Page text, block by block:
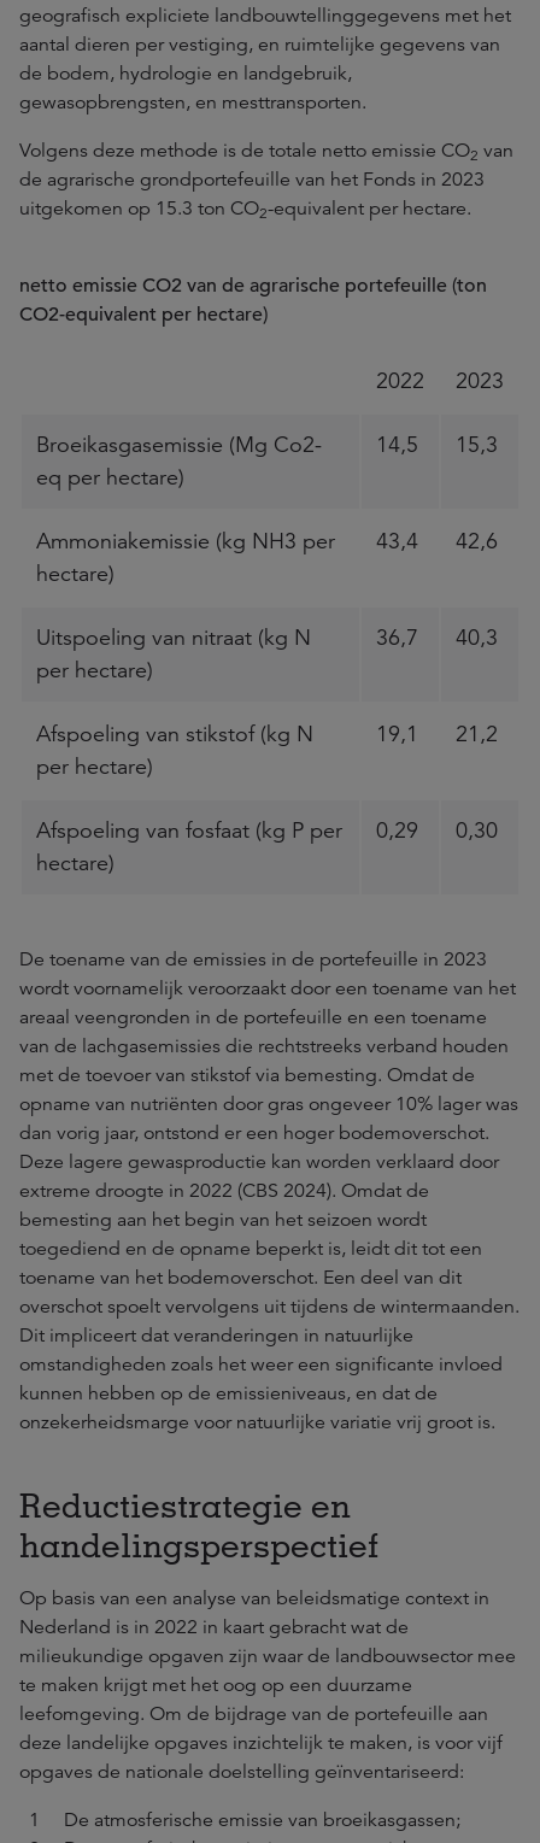
geografisch expliciete landbouwtellinggegevens met het
aantal dieren per vestiging, en ruimtelijke gegevens van
de bodem, hydrologie en landgebruik,
gewasopbrengsten, en mesttransporten.
Volgens deze methode is de totale netto emissie CO2 van
de agrarische grondportefeuille van het Fonds in 2023
uitgekomen op 15.3 ton CO2-equivalent per hectare.
netto emissie CO2 van de agrarische portefeuille (ton
CO2-equivalent per hectare)
2022 2023
Broeikasgasemissie (Mg Co2-
eq per hectare)
14,5 15,3
Ammoniakemissie (kg NH3 per
hectare)
43,4 42,6
Uitspoeling van nitraat (kg N
per hectare)
36,7 40,3
Afspoeling van stikstof (kg N
per hectare)
19,1 21,2
Afspoeling van fosfaat (kg P per
hectare)
0,29 0,30
De toename van de emissies in de portefeuille in 2023
wordt voornamelijk veroorzaakt door een toename van het
areaal veengronden in de portefeuille en een toename
van de lachgasemissies die rechtstreeks verband houden
met de toevoer van stikstof via bemesting. Omdat de
opname van nutriënten door gras ongeveer 10% lager was
dan vorig jaar, ontstond er een hoger bodemoverschot.
Deze lagere gewasproductie kan worden verklaard door
extreme droogte in 2022 (CBS 2024). Omdat de
bemesting aan het begin van het seizoen wordt
toegediend en de opname beperkt is, leidt dit tot een
toename van het bodemoverschot. Een deel van dit
overschot spoelt vervolgens uit tijdens de wintermaanden.
Dit impliceert dat veranderingen in natuurlijke
omstandigheden zoals het weer een significante invloed
kunnen hebben op de emissieniveaus, en dat de
onzekerheidsmarge voor natuurlijke variatie vrij groot is.
Reductiestrategie en
handelingsperspectief
Op basis van een analyse van beleidsmatige context in
Nederland is in 2022 in kaart gebracht wat de
milieukundige opgaven zijn waar de landbouwsector mee
te maken krijgt met het oog op een duurzame
leefomgeving. Om de bijdrage van de portefeuille aan
deze landelijke opgaves inzichtelijk te maken, is voor vijf
opgaves de nationale doelstelling geïnventariseerd:
De atmosferische emissie van broeikasgassen;